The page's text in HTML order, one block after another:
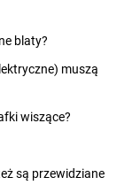
blaty?
muszą
wiszące?
są przewidziane